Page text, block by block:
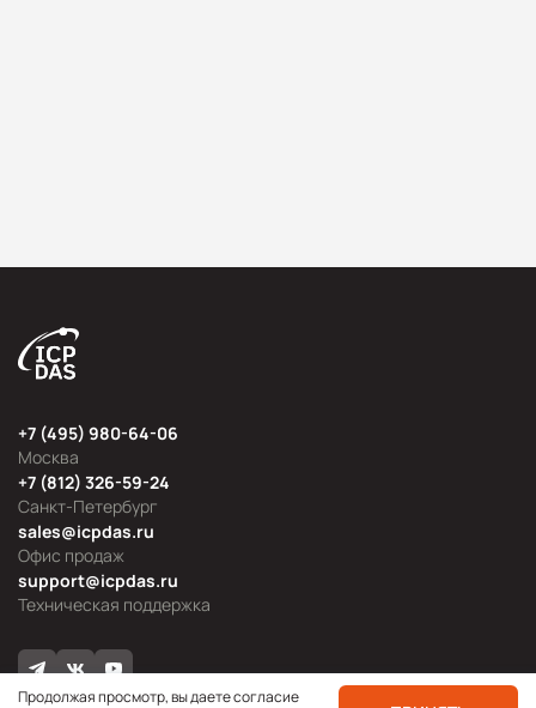
Москва
+7 (495) 980-64-06
Офис продаж
sales@icpdas.ru
Санкт-Петербург
+7 (812) 326-59-24
Техническая поддержка
support@icpdas.ru
Продолжая просмотр, вы даете согласие